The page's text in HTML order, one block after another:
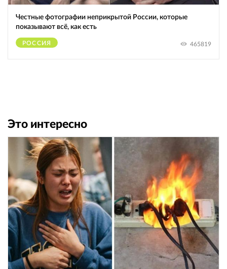
Честные фотографии неприкрытой России, которые
показывают всё, как есть
РОССИЯ 465819
Это интересно